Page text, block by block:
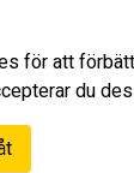
för att
du